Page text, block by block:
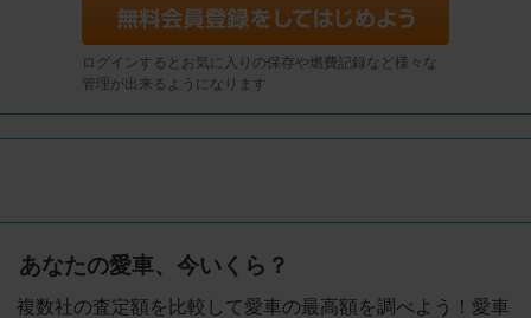
ログインするとお気に入りの保存や燃費記録など様々な
管理が出来るようになります
あなたの愛車、今いくら？
複数社の査定額を比較して愛車の最高額を調べよう！愛車